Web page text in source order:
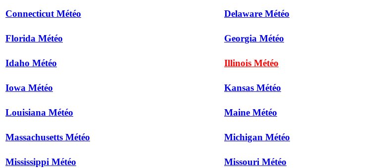
Connecticut Météo Delaware Météo
Florida Météo Georgia Météo
Idaho Météo Illinois Météo
Iowa Météo Kansas Météo
Louisiana Météo Maine Météo
Massachusetts Météo Michigan Météo
Mississippi Météo Missouri Météo